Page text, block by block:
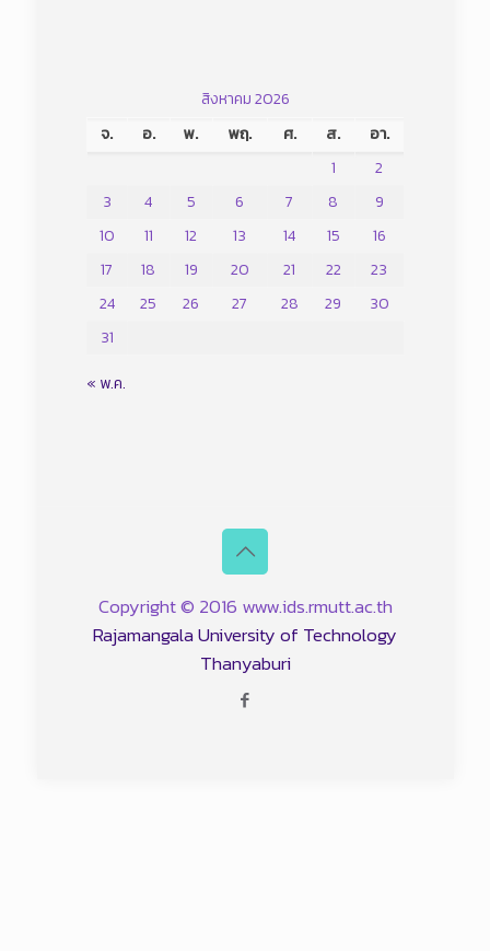
สิงหาคม 2026
จ.
อ. พ. พฤ. ศ. ส.
อา.
1
2
3
4 5 6 7 8
9
10
11 12 13 14 15
16
17
18 19 20 21 22
23
24
25 26 27 28 29
30
31
« พ.ค.
Copyright © 2016 www.ids.rmutt.ac.th
Rajamangala University of Technology
Thanyaburi